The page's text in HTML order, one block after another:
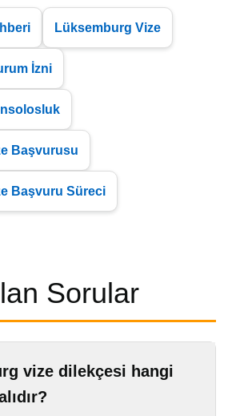
Lüksemburg Vize
İzni
Başvurusu
Başvuru Süreci
Sorular
vize dilekçesi hangi